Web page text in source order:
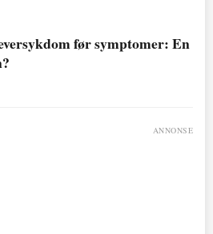
før symptomer: En
ANNONSE